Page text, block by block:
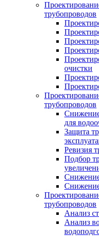
трубопроводов
очистки
трубопроводов
Снижение
для
Защита
Ревизия
Подбор
Снижение
трубопроводов
Анализ
Анализ